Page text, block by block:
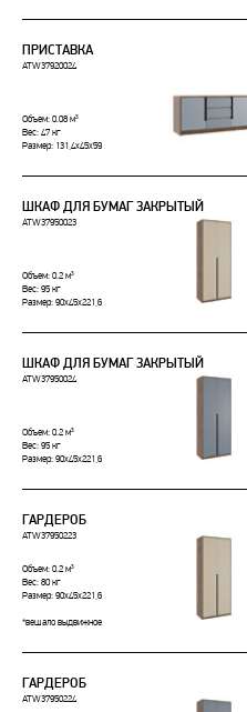
ПРИСТАВКА
ATW37920024
Объем: 0.08 м³
Вес: 47 кг
Размер: 131,4x45x59
ШКАФ ДЛЯ БУМАГ ЗАКРЫТЫЙ
ATW37950023
Объем: 0.2 м³
Вес: 95 кг
Размер: 90x45x221,6
ШКАФ ДЛЯ БУМАГ ЗАКРЫТЫЙ
ATW37950024
Объем: 0.2 м³
Вес: 95 кг
Размер: 90x45x221,6
ГАРДЕРОБ
ATW37950223
Объем: 0.2 м³
Вес: 80 кг
Размер: 90x45x221,6
*вешало выдвижное
ГАРДЕРОБ
ATW37950224